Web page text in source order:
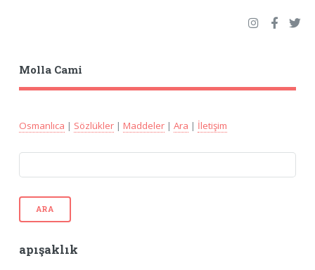
Molla Cami
Osmanlıca | Sözlükler| Maddeler| Ara | İletişim
ARA
apışaklık